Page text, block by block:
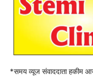
*समय व्यूज संवाददाता हकीम